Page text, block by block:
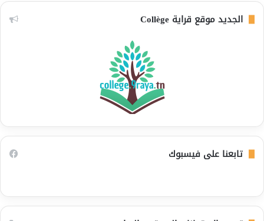
الجديد موقع قراية Collège
تابعنا على فيسبوك